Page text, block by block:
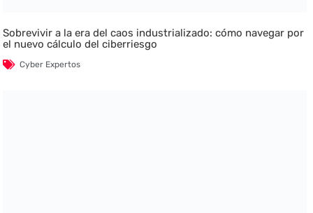
Sobrevivir a la era del caos industrializado: cómo navegar por
el nuevo cálculo del ciberriesgo
Cyber Expertos